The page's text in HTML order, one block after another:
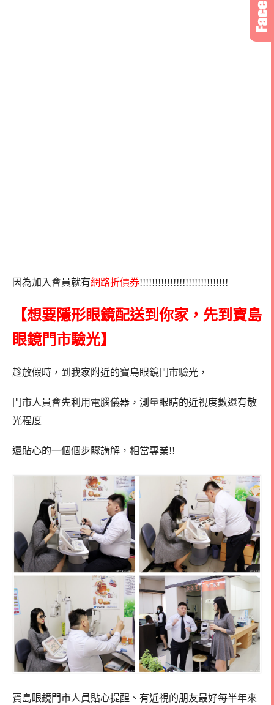
因為加入會員就有網路折價券!!!!!!!!!!!!!!!!!!!!!!!!!!!!!
【想要隱形眼鏡配送到你家，先到寶島
眼鏡門市驗光】
趁放假時，到我家附近的寶島眼鏡門市驗光，
門市人員會先利用電腦儀器，測量眼睛的近視度數還有散
光程度
還貼心的一個個步驟講解，相當專業!!
寶島眼鏡門市人員貼心提醒、有近視的朋友最好每半年來